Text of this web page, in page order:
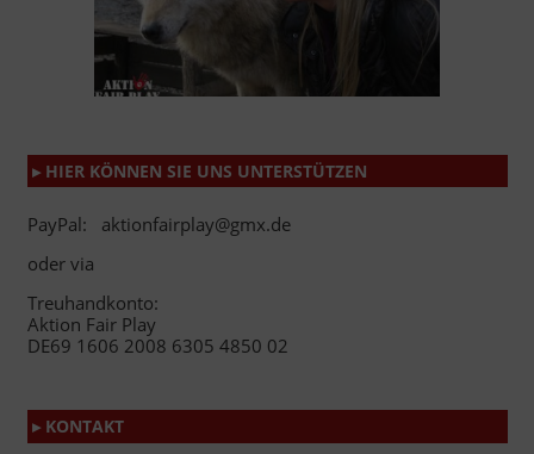
▸ HIER KÖNNEN SIE UNS UNTERSTÜTZEN
PayPal: aktionfairplay@gmx.de
oder via
Treuhandkonto:
Aktion Fair Play
DE69 1606 2008 6305 4850 02
▸ KONTAKT